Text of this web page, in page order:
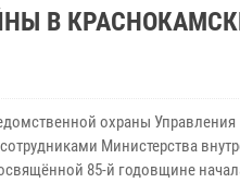
В
охраны Управления
Министерства
85-й годовщине